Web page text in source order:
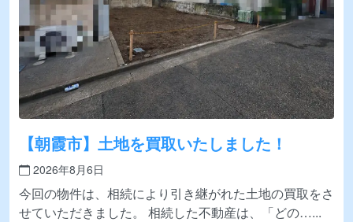
【朝霞市】土地を買取いたしました！
2026年8月6日
今回の物件は、相続により引き継がれた土地の買取をさ
せていただきました。 相続した不動産は、「どの…